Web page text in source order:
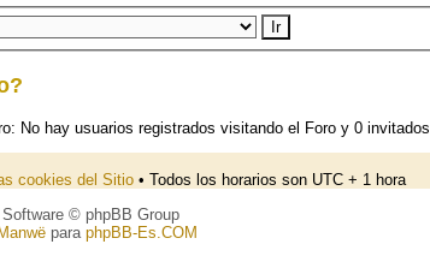
No hay usuarios registrados visitando el Foro y 0 invitados
cookies del Sitio • Todos los horarios son UTC + 1 hora
© phpBB Group
paraphpBB-Es.COM